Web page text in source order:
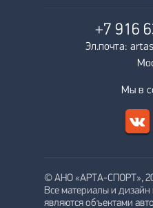
+7 916
Эл.почта:
Мы в
© АНО «АРТА-СПОРТ»,
Все материалы и дизайн
являются объектами